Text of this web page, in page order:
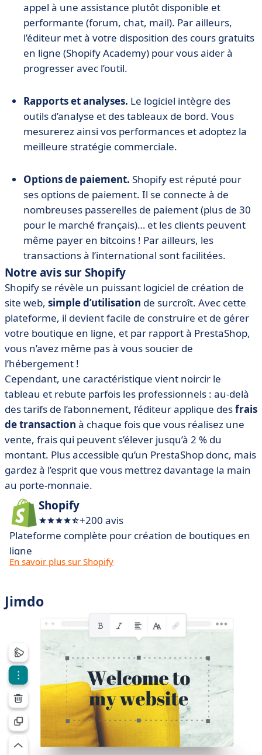
appel à une assistance plutôt disponible et
performante (forum, chat, mail). Par ailleurs,
l’éditeur met à votre disposition des cours gratuits
en ligne (Shopify Academy) pour vous aider à
progresser avec l’outil.
Rapports et analyses. Le logiciel intègre des
outils d’analyse et des tableaux de bord. Vous
mesurerez ainsi vos performances et adoptez la
meilleure stratégie commerciale.
Options de paiement. Shopify est réputé pour
ses options de paiement. Il se connecte à de
nombreuses passerelles de paiement (plus de 30
pour le marché français)… et les clients peuvent
même payer en bitcoins ! Par ailleurs, les
transactions à l’international sont facilitées.
Notre avis sur Shopify
Shopify se révèle un puissant logiciel de création de
site web, simple d’utilisation de surcroît. Avec cette
plateforme, il devient facile de construire et de gérer
votre boutique en ligne, et par rapport à PrestaShop,
vous n’avez même pas à vous soucier de
l’hébergement !
Cependant, une caractéristique vient noircir le
tableau et rebute parfois les professionnels : au-delà
des tarifs de l’abonnement, l’éditeur applique desfrais
de transaction à chaque fois que vous réalisez une
vente, frais qui peuvent s’élever jusqu’à 2 % du
montant. Plus accessible qu’un PrestaShop donc, mais
gardez à l’esprit que vous mettrez davantage la main
au porte-monnaie.
Shopify
+200 avis
Plateforme complète pour création de boutiques en
ligne
En savoir plus sur Shopify
Jimdo